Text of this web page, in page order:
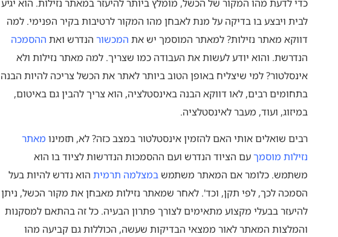
כדי לדעת מהו המקור של הכשל, מומלץ ביותר להיעזר במאתר נזילות. הוא יגיע
לבית ויבצע בו בדיקה על מנת לאבחן מהו המקור לרטיבות בקיר הפנימי. למה
דווקא מאתר נזילות? למאתר המוסמך יש את המכשור הנדרש ואת ההסמכה
הנדרשת. והוא יודע לעשות את העבודה כמו שצריך. למה מאתר נזילות ולא
אינסלטור? למי שיצליח באופן הטוב ביותר לאתר את הכשל צריכה להיות הבנה
בתחומים רבים, לאו דווקא הבנה באינסטלציה, הוא צריך להבין גם באיטום,
במיזוג, ועוד, מעבר לאינסטלציה.
רבים שואלים אותי האם להזמין אינסטלטור במצב כזה? לא, תזמינו מאתר
נזילות מוסמךעם הציוד הנדרש ועם ההסמכות הנדרשות לציוד בו הוא
משתמש. כלומר אם המאתר משתמש במצלמה תרמית הוא נדרש להיות בעל
הסמכה לכך, לפי תקן, וכד'. לאחר שמאתר נזילות מאבחן את מקור הכשל, ניתן
להיעזר בבעלי מקצוע מתאימים לצורך פתרון הבעיה. כל זה בהתאם למסקנות
והמלצות המאתר לאור ממצאי הבדיקות שעשה, הכוללות גם קביעה מהו